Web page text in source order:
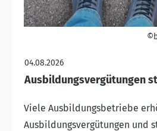
04.08.2026
Ausbildungsvergütungen
Viele Ausbildungsbetriebe
Ausbildungsvergütungen und